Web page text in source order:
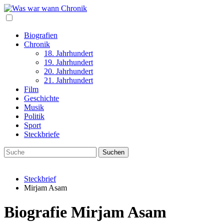
Biografien
Chronik
18. Jahrhundert
19. Jahrhundert
20. Jahrhundert
21. Jahrhundert
Film
Geschichte
Musik
Politik
Sport
Steckbriefe
Steckbrief
Mirjam Asam
Biografie Mirjam Asam